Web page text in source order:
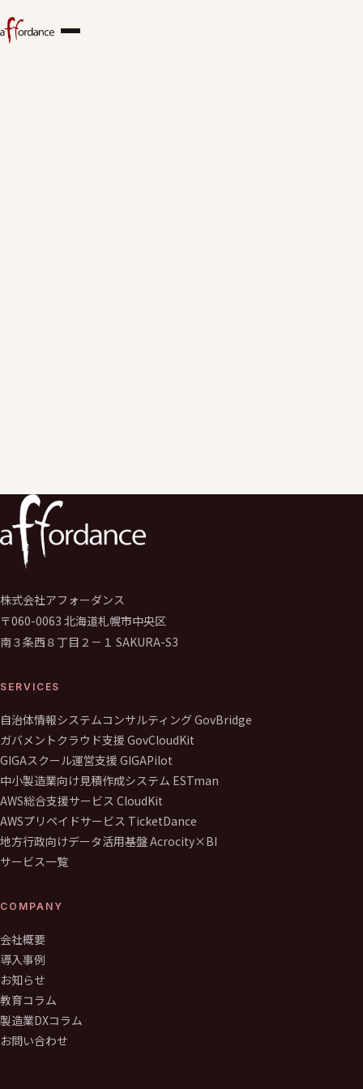
株式会社アフォーダンス
〒060-0063 北海道札幌市中央区
南３条西８丁目２－１ SAKURA-S3
SERVICES
自治体情報システムコンサルティング GovBridge
ガバメントクラウド支援 GovCloudKit
GIGAスクール運営支援 GIGAPilot
中小製造業向け見積作成システム ESTman
AWS総合支援サービス CloudKit
AWSプリペイドサービス TicketDance
地方行政向けデータ活用基盤 Acrocity×BI
サービス一覧
COMPANY
会社概要
導入事例
お知らせ
教育コラム
製造業DXコラム
お問い合わせ